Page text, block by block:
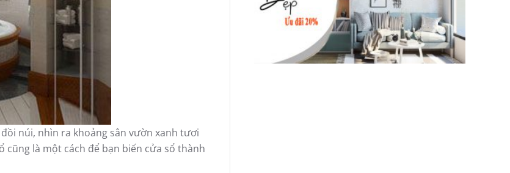
núi, nhìn ra khoảng sân vườn xanh tươi
là một cách để bạn biến cửa sổ thành